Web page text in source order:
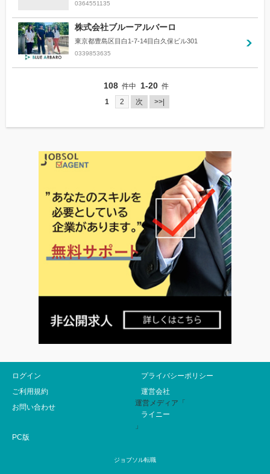
0364551135
株式会社ブルーアルバーロ
東京都豊島区目白1-7-14目白久保ビル301
0339853635
108 件中 1-20 件
1
2 次 >>|
ログイン
プライバシーポリシー
ご利用規約
運営会社
お問い合わせ
運営メディア「
ライニー
」
PC版
ジョブソル転職